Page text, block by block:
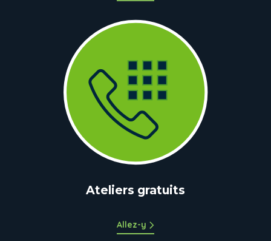
Ateliers gratuits
Allez-y